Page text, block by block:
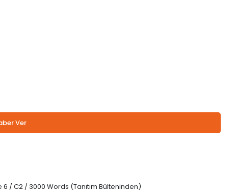
Ver
/ C2 / 3000 Words (Tanıtım Bülteninden)